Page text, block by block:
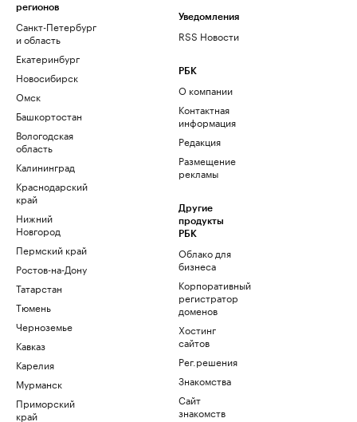
регионов
Санкт-Петербург
и область
Екатеринбург
Новосибирск
Омск
Башкортостан
Вологодская
область
Калининград
Краснодарский
край
Нижний
Новгород
Пермский край
Ростов-на-Дону
Татарстан
Тюмень
Черноземье
Кавказ
Карелия
Мурманск
Приморский
край
Уведомления
RSS Новости
РБК
О компании
Контактная
информация
Редакция
Размещение
рекламы
Другие
продукты
РБК
Облако для
бизнеса
Корпоративный
регистратор
доменов
Хостинг
сайтов
Рег.решения
Знакомства
Сайт
знакомств